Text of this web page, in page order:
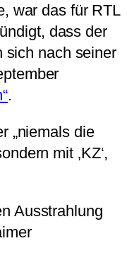
war das für RTL
dass der
sich nach seiner
.
„niemals die
mit ‚KZ‘,
Ausstrahlung